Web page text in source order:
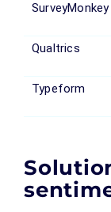
SurveyMonkey
Qualtrics
Typeform